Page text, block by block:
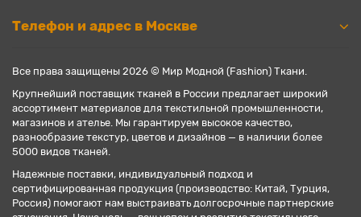
Телефон и адрес в Москве
Все права защищены 2026 © Мир Модной (Fashion) Ткани.
Крупнейший поставщик тканей в России предлагает широкий
ассортимент материалов для текстильной промышленности,
магазинов и ателье. Мы гарантируем высокое качество,
разнообразие текстур, цветов и дизайнов — в наличии более
5000 видов тканей.
Надежные поставки, индивидуальный подход и
сертифицированная продукция (производство: Китай, Турция,
Россия) помогают нам выстраивать долгосрочные партнерские